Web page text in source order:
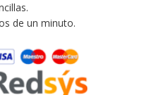
de un minuto.